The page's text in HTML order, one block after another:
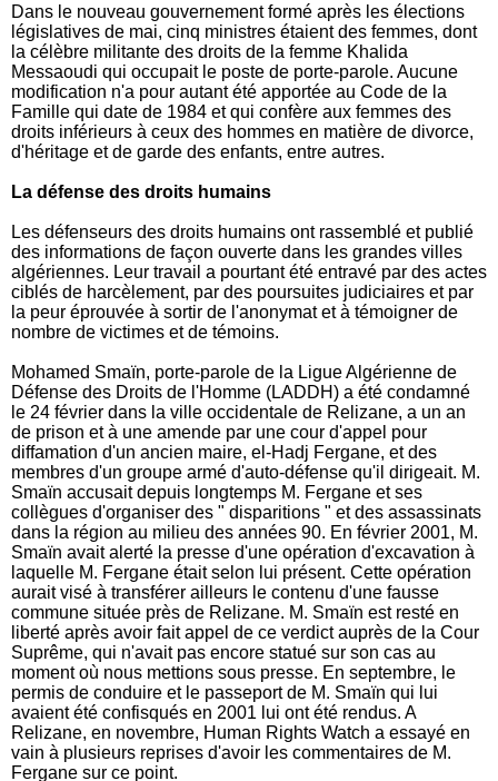
Dans le nouveau gouvernement formé après les élections
législatives de mai, cinq ministres étaient des femmes, dont
la célèbre militante des droits de la femme Khalida
Messaoudi qui occupait le poste de porte-parole. Aucune
modification n'a pour autant été apportée au Code de la
Famille qui date de 1984 et qui confère aux femmes des
droits inférieurs à ceux des hommes en matière de divorce,
d'héritage et de garde des enfants, entre autres.
La défense des droits humains
Les défenseurs des droits humains ont rassemblé et publié
des informations de façon ouverte dans les grandes villes
algériennes. Leur travail a pourtant été entravé par des actes
ciblés de harcèlement, par des poursuites judiciaires et par
la peur éprouvée à sortir de l'anonymat et à témoigner de
nombre de victimes et de témoins.
Mohamed Smaïn, porte-parole de la Ligue Algérienne de
Défense des Droits de l'Homme (LADDH) a été condamné
le 24 février dans la ville occidentale de Relizane, a un an
de prison et à une amende par une cour d'appel pour
diffamation d'un ancien maire, el-Hadj Fergane, et des
membres d'un groupe armé d'auto-défense qu'il dirigeait. M.
Smaïn accusait depuis longtemps M. Fergane et ses
collègues d'organiser des " disparitions " et des assassinats
dans la région au milieu des années 90. En février 2001, M.
Smaïn avait alerté la presse d'une opération d'excavation à
laquelle M. Fergane était selon lui présent. Cette opération
aurait visé à transférer ailleurs le contenu d'une fausse
commune située près de Relizane. M. Smaïn est resté en
liberté après avoir fait appel de ce verdict auprès de la Cour
Suprême, qui n'avait pas encore statué sur son cas au
moment où nous mettions sous presse. En septembre, le
permis de conduire et le passeport de M. Smaïn qui lui
avaient été confisqués en 2001 lui ont été rendus. A
Relizane, en novembre, Human Rights Watch a essayé en
vain à plusieurs reprises d'avoir les commentaires de M.
Fergane sur ce point.